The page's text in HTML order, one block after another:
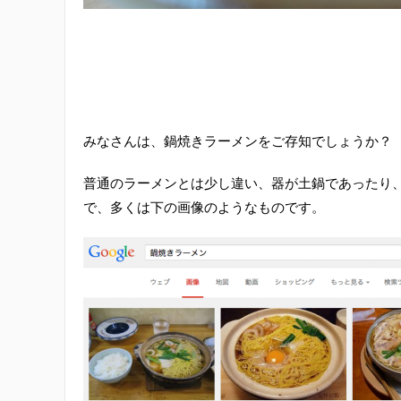
みなさんは、鍋焼きラーメンをご存知でしょうか？
普通のラーメンとは少し違い、器が土鍋であった
で、多くは下の画像のようなものです。